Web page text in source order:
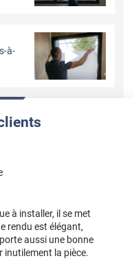
à-
à installer, il se met
rendu est élégant,
aussi une bonne
inutilement la pièce.